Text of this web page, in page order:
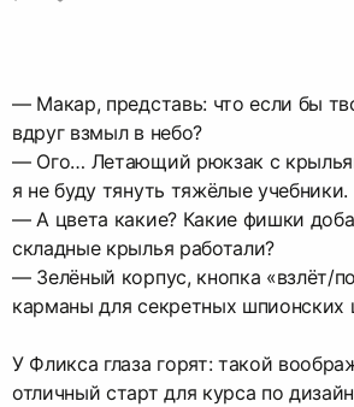
— Макар, представь: что если бы
вдруг взмыл в небо?
— Ого… Летающий рюкзак с
я не буду тянуть тяжёлые учебники.
— А цвета какие? Какие фишки
складные крылья работали?
— Зелёный корпус, кнопка «взлёт/
карманы для секретных шпионских
У Фликса глаза горят: такой
отличный старт для курса по